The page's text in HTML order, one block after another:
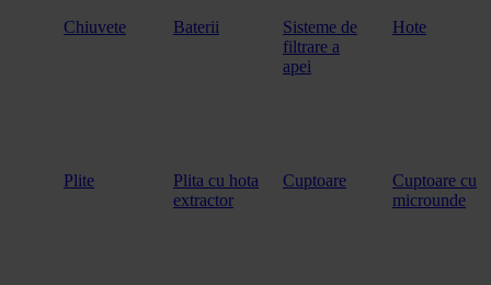
Chiuvete
Baterii
Sisteme de
filtrare a
apei
Hote
Plite
Plita cu hota
extractor
Cuptoare
Cuptoare cu
microunde